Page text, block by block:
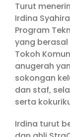
Turut
Irdina
Program
yang
Tokoh
anugerah
sokongan
dan staf,
serta
Irdina turut